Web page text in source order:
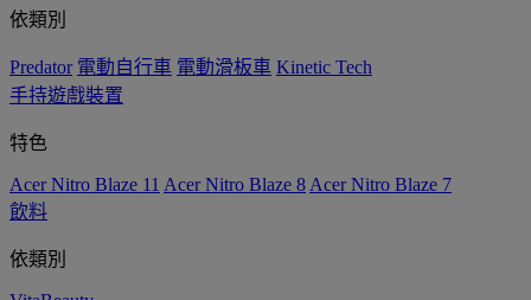
依類別
Predator 電動自行車 電動滑板車 Kinetic Tech
手持遊戲裝置
特色
Acer Nitro Blaze 11 Acer Nitro Blaze 8 Acer Nitro Blaze 7
飲料
依類別